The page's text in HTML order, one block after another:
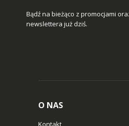
Bądź na bieżąco z promocjami
newslettera już dziś.
O NAS
Kontakt